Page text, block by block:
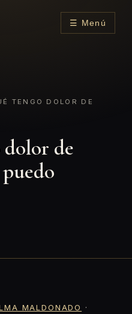
☰ Menú
TENGO DOLOR DE
dolor de
MALDONADO
·